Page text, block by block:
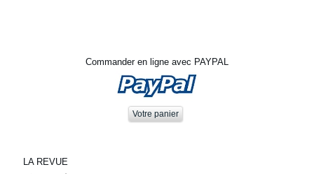
Commander en ligne avec PAYPAL
LA REVUE